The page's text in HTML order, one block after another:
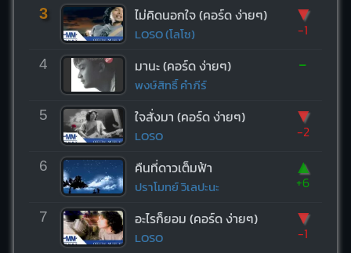
3 ไม่คิดนอกใจ (คอร์ด ง่ายๆ)
LOSO (โลโซ)
▼
-1
4 มานะ (คอร์ด ง่ายๆ)
พงษ์สิทธิ์ คำภีร์
-
5 ใจสั่งมา (คอร์ด ง่ายๆ)
LOSO
▼
-2
6 คืนที่ดาวเต็มฟ้า
ปราโมทย์ วิเลปะนะ
▲
+6
7 อะไรก็ยอม (คอร์ด ง่ายๆ)
LOSO
▼
-1